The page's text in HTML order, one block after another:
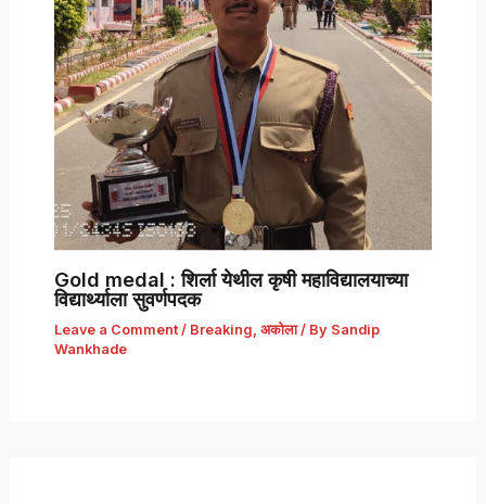
Gold medal : शिर्ला येथील कृषी महाविद्यालयाच्या
विद्यार्थ्याला सुवर्णपदक
Leave a Comment / Breaking अकोला/ By Sandip
Wankhade